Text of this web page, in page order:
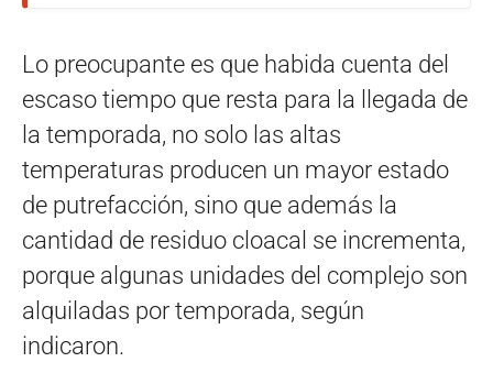
Lo preocupante es que habida cuenta del
escaso tiempo que resta para la llegada de
la temporada, no solo las altas
temperaturas producen un mayor estado
de putrefacción, sino que además la
cantidad de residuo cloacal se incrementa,
porque algunas unidades del complejo son
alquiladas por temporada, según
indicaron.